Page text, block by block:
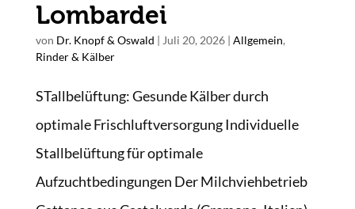
Lombardei
von Dr. Knopf & Oswald | Juli 20, 2026| Allgemein,
Rinder & Kälber
STallbelüftung: Gesunde Kälber durch
optimale Frischluftversorgung Individuelle
Stallbelüftung für optimale
Aufzuchtbedingungen Der Milchviehbetrieb